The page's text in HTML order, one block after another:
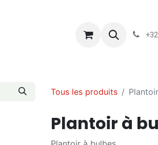
Conditions-
Tous les produits
Plantoir à